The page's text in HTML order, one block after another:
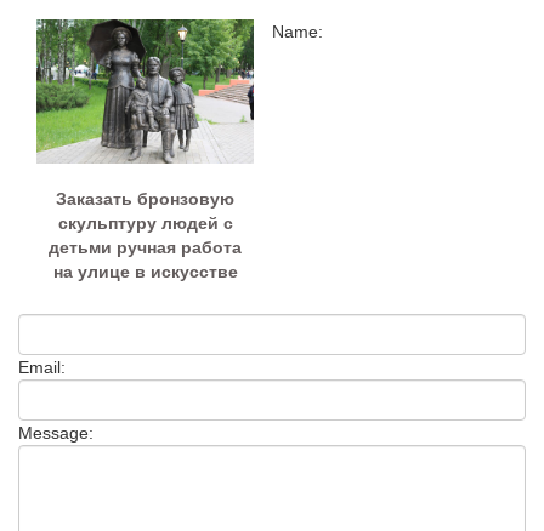
Заказать бронзовую
скульптуру людей с
детьми ручная работа
на улице в искусстве
Name:
Email:
Message: